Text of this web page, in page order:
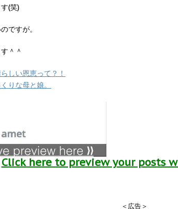
(笑)
ですが。
＾＾
しい恩恵って？！
りな母と娘。
Click here to preview your posts
＜広告＞